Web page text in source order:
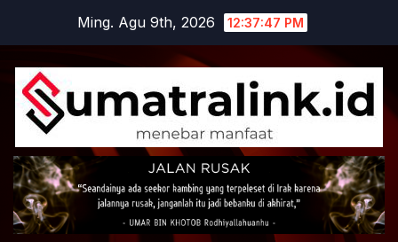
content
Ming. Agu 9th, 2026 12:37:48 PM